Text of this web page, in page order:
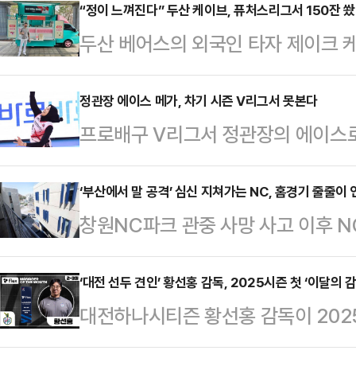
장 명의로 발송된 친서에서 VFF는
월한 축구 기여에 대한 마땅한 인정
여준 리더십과 헌신이 이번 새로운
전했다. 또한 “귀하의 풍부한 경험
시아 축구 전반에 큰 도움이 될 것”
를 통해서도 …
“정이 느껴진다” 두산 케이브, 퓨처스리그서 150잔
두산 베어스의 외국인 타자 제이크
위해 커피차를 쐈다.두산 관계자는
원들의 노고에 감사함을 전하기 위
다"고 전했다.감기 몸살 증세로 2
코치님들이 고된 일을 하고 있다는
의미로 커피차를 주문했다. 큰 것은
했다.두산 퓨처스팀 관계자는 "외
이브의 정이…
정관장 에이스 메가, 차기 시즌 V리그서 못본다
프로배구 V리그서 정관장의 에이
가)가 팀을 떠난다.9일 정관장 구단
기로 했다.메가의 진로는 아직 정해
태국과 베트남 등 동남아 리그 팀을
시즌 V리그서 메가가 활약하는 모
기로 결심한 것은 건강이 좋지 않은
해서다.2023-24시즌에 처음 V리
리그 득점 7위이자 …
‘부산에서 말 공격’ 심신 지쳐가는 NC, 홈경기 줄줄이
창원NC파크 관중 사망 사고 이후
있다.지난달 29일 창원NC파크에
초유의 사망 사고가 발생했다. 지
지난 29일 오후 5시 17분경 경남
가 경기장 4층 높이에서 떨어진 구
‘대전 선두 견인’ 황선홍 감독, 2025시즌 첫 ‘이달의
대전하나시티즌 황선홍 감독이
다.황선홍 감독이 이끄는 대전은